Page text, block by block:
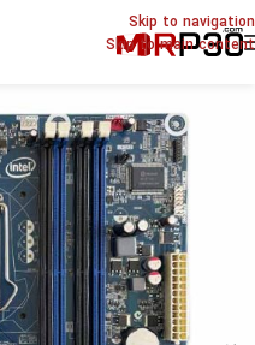
Skip to navigation
Skip to main content